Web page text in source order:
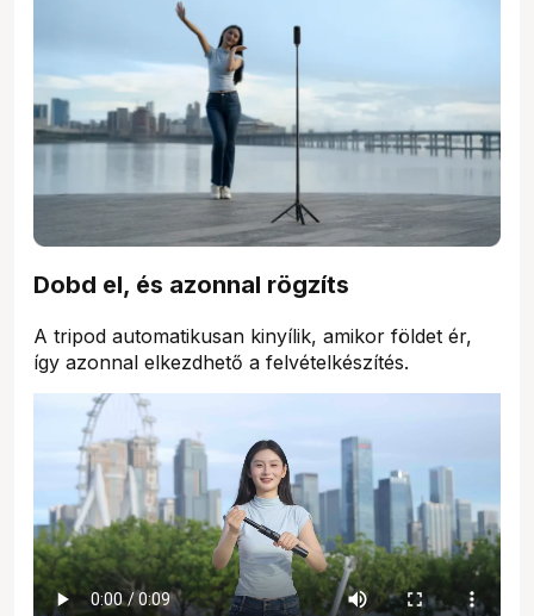
Dobd el, és azonnal rögzíts
A tripod automatikusan kinyílik, amikor földet ér,
így azonnal elkezdhető a felvételkészítés.